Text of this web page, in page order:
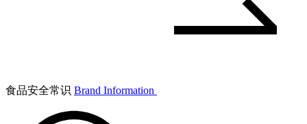
食品安全常识 Brand Information